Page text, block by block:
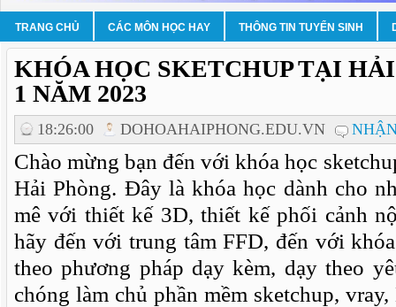
TRANG CHỦ CÁC MÔN HỌC HAY THÔNG TIN TUYỂN SINH
KHÓA HỌC SKETCHUP TẠI
1 NĂM 2023
18:26:00 DOHOAHAIPHONG.EDU.VN
Chào mừng bạn đến với khóa học
Hải Phòng. Đây là khóa học dành cho
mê với thiết kế 3D, thiết kế phối cảnh
hãy đến với trung tâm FFD, đến với
theo phương pháp dạy kèm, dạy theo
chóng làm chủ phần mềm sketchup,